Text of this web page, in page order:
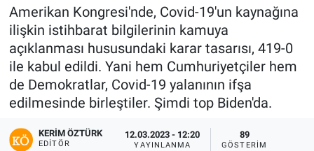
Amerikan Kongresi'nde, Covid-19'un kaynağına
ilişkin istihbarat bilgilerinin kamuya
açıklanması hususundaki karar tasarısı, 419-0
ile kabul edildi. Yani hem Cumhuriyetçiler hem
de Demokratlar, Covid-19 yalanının ifşa
edilmesinde birleştiler. Şimdi top Biden'da.
KERIM ÖZTÜRK
EDITÖR
12.03.2023 - 12:20
YAYINLANMA
89
GÖSTERIM
Son Dakika Haberleri
Haber Arşivi